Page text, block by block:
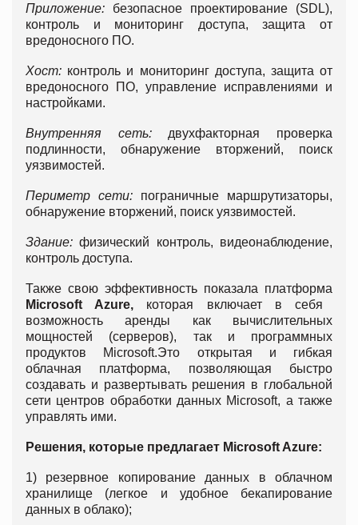
Приложение: безопасное проектирование (SDL),
контроль и мониторинг доступа, защита от
вредоносного ПО.
Хост: контроль и мониторинг доступа, защита от
вредоносного ПО, управление исправлениями и
настройками.
Внутренняя сеть:двухфакторная проверка
подлинности, обнаружение вторжений, поиск
уязвимостей.
Периметр сети: пограничные маршрутизаторы,
обнаружение вторжений, поиск уязвимостей.
Здание: физический контроль, видеонаблюдение,
контроль доступа.
Также свою эффективность показала платформа
Microsoft Azure, которая включает в себя
возможность аренды как вычислительных
мощностей (серверов), так и программных
продуктов Microsoft.Это открытая и гибкая
облачная платформа, позволяющая быстро
создавать и развертывать решения в глобальной
сети центров обработки данных Microsoft, а также
управлять ими.
Решения, которые предлагает Microsoft Azure:
1) резервное копирование данных в облачном
хранилище (легкое и удобное бекапирование
данных в облако);